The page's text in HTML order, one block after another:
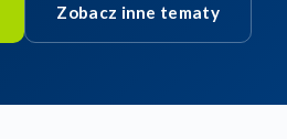
Zobacz inne tematy